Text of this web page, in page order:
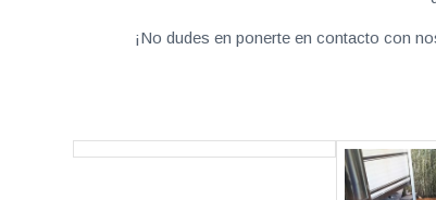
¡No dudes en ponerte en contacto con